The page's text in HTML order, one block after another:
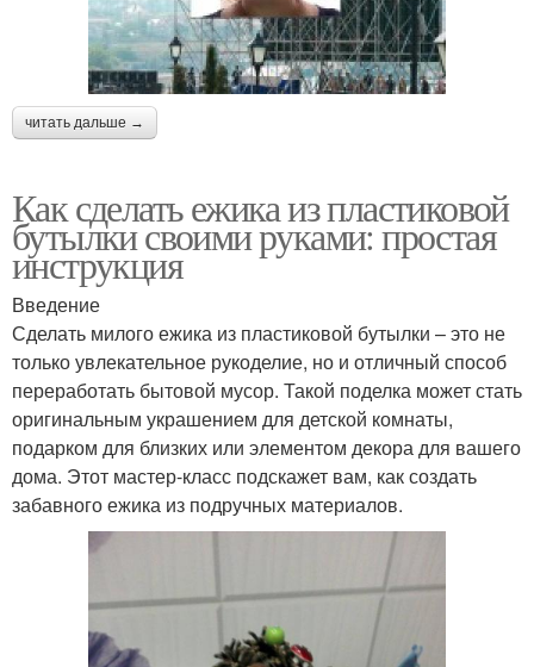
читать дальше →
Как сделать ежика из пластиковой
бутылки своими руками: простая
инструкция
Введение
Сделать милого ежика из пластиковой бутылки – это не
только увлекательное рукоделие, но и отличный способ
переработать бытовой мусор. Такой поделка может стать
оригинальным украшением для детской комнаты,
подарком для близких или элементом декора для вашего
дома. Этот мастер-класс подскажет вам, как создать
забавного ежика из подручных материалов.